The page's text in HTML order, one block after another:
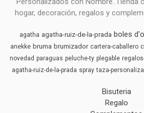
hogar, decoración, regalos y
agatha agatha-ruiz-de-la-prada boles
anekke bruma brumizador cartera-caballero
novedad paraguas peluche-ty plegable
agatha-ruiz-de-la-prada spray taza-
Bisuteria
Regalo